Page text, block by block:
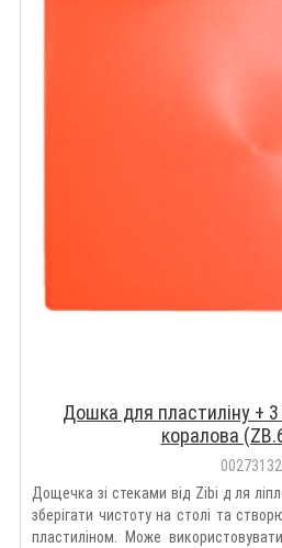
Дошка для пластиліну +
коралова
Дощечка зі стеками від Zibi д ля
зберігати чистоту на столі та
пластиліном. Може